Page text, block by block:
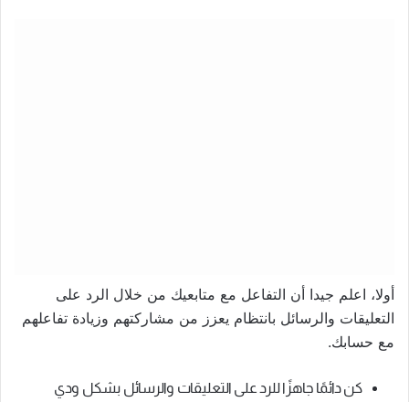
أولا، اعلم جيدا أن التفاعل مع متابعيك من خلال الرد على
التعليقات والرسائل بانتظام يعزز من مشاركتهم وزيادة تفاعلهم
مع حسابك.
كن دائمًا جاهزًا للرد على التعليقات والرسائل بشكل ودي